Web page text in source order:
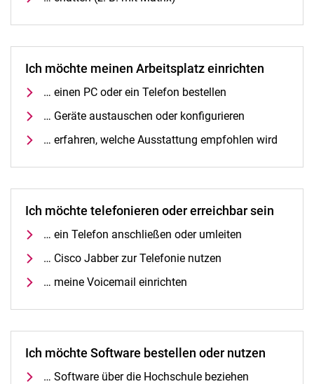
Ich möchte meinen Arbeitsplatz einrichten
… einen PC oder ein Telefon bestellen
… Geräte austauschen oder konfigurieren
… erfahren, welche Ausstattung empfohlen wird
Ich möchte telefonieren oder erreichbar sein
… ein Telefon anschließen oder umleiten
… Cisco Jabber zur Telefonie nutzen
… meine Voicemail einrichten
Ich möchte Software bestellen oder nutzen
… Software über die Hochschule beziehen